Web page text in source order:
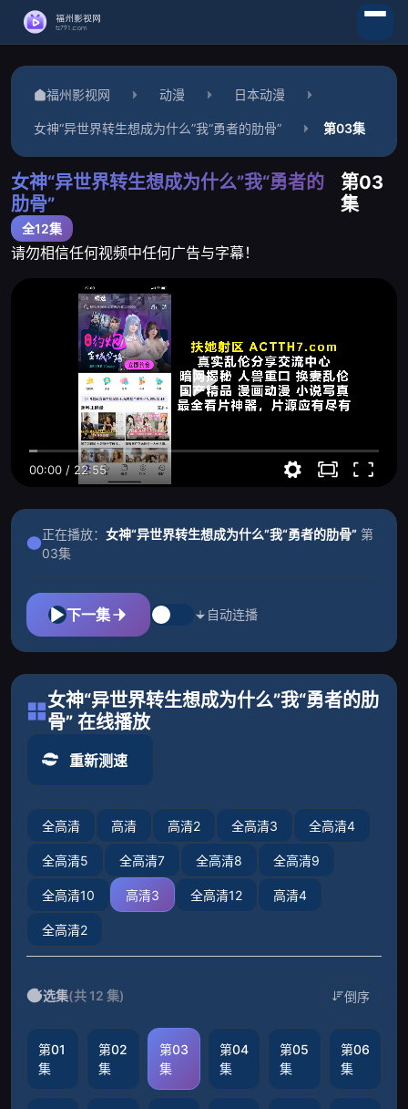
福州影视网 动漫 日本动漫
女神“异世界转生想成为什么”我“勇者的肋骨” 第03集
女神“异世界转生想成为什么”我“勇者的
肋骨”
第03
集
全12集
请勿相信任何视频中任何广告与字幕！
00:00 / 22:55
正在播放： 女神“异世界转生想成为什么”我“勇者的肋骨” 第
03集
下一集 自动连播
女神“异世界转生想成为什么”我“勇者的肋
骨” 在线播放
重新测速
全高清 高清 高清2 全高清3 全高清4
全高清5 全高清7 全高清8 全高清9
全高清10 高清3 全高清12 高清4
全高清2
选集(共 12 集) 倒序
第01
集
第02
集
第03
集
第04
集
第05
集
第06
集